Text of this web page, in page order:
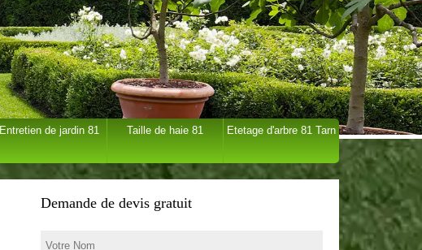
Entretien de jardin 81 Taille de haie 81 Etetage d'arbre 81 Tarn
Demande de devis gratuit